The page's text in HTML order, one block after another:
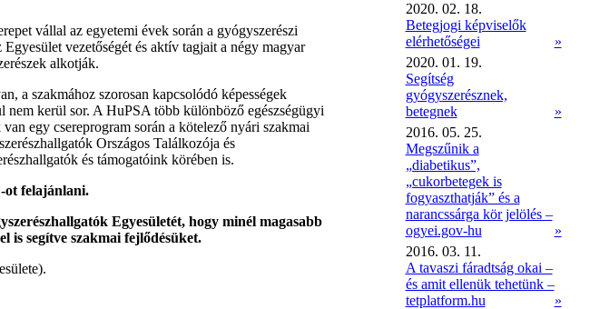
vállal az egyetemi évek során a gyógyszerészi
vezetőségét és aktív tagjait a négy magyar
alkotják.
a szakmához szorosan kapcsolódó képességek
nem kerül sor. A HuPSA több különböző egészségügyi
egy csereprogram során a kötelező nyári szakmai
Országos Találkozója és
és támogatóink körében is.
ot felajánlani.
Egyesületét, hogy minél magasabb
is segítve szakmai fejlődésüket.
2020. 02. 18.
Betegjogi képviselők
elérhetőségei
»
2020. 01. 19.
Segítség
gyógyszerésznek,
betegnek
»
2016. 05. 25.
Megszűnik a
„diabetikus”,
„cukorbetegek is
fogyaszthatják” és a
narancssárga kör jelölés –
ogyei.gov-hu
»
2016. 03. 11.
A tavaszi fáradtság okai –
és amit ellenük tehetünk –
tetplatform.hu
»